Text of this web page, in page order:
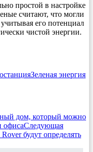
простой в настройке
считают, что могли
его потенциал
чистой энергии.
Зеленая энергия
дом, который можно
офисаСледующая
будут определять